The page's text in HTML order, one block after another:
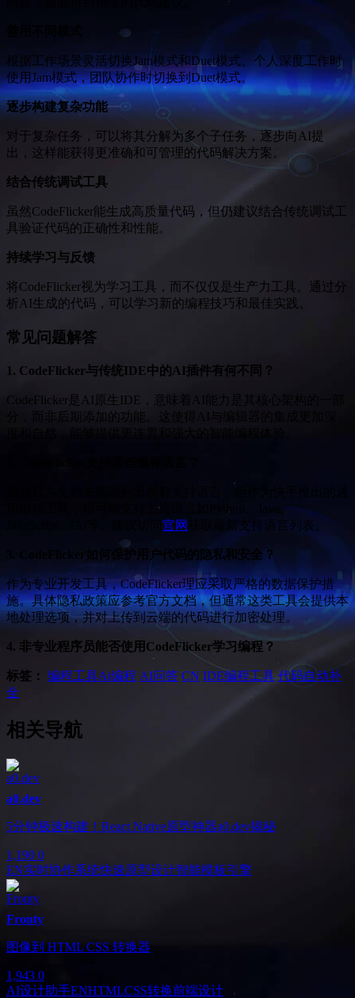
根据工作场景灵活切换Jam模式和Duet模式。个人深度工作时
使用Jam模式，团队协作时切换到Duet模式。
逐步构建复杂功能
对于复杂任务，可以将其分解为多个子任务，逐步向AI提
出，这样能获得更准确和可管理的代码解决方案。
结合传统调试工具
虽然CodeFlicker能生成高质量代码，但仍建议结合传统调试工
具验证代码的正确性和性能。
持续学习与反馈
将CodeFlicker视为学习工具，而不仅仅是生产力工具。通过分
析AI生成的代码，可以学习新的编程技巧和最佳实践。
常见问题解答
1. CodeFlicker与传统IDE中的AI插件有何不同？
CodeFlicker是AI原生IDE，意味着AI能力是其核心架构的一部
分，而非后期添加的功能。这使得AI与编辑器的集成更加深
用编程工具，很可能支持主流语言如Python、Java、
官网 获取最新支持语言列表。
3. CodeFlicker如何保护用户代码的隐私和安全？
作为专业开发工具，CodeFlicker理应采取严格的数据保护措
施。具体隐私政策应参考官方文档，但通常这类工具会提供本
地处理选项，并对上传到云端的代码进行加密处理。
4. 非专业程序员能否使用CodeFlicker学习编程？
标签： 编程工具Ai编程 AI问答 CN IDE编程工具 代码自动补
全
相关导航
a0.dev
5分钟极速构建！React Native原型神器a0.dev揭秘
1,190 0
EN实时协作系统快速原型设计智能模板引擎
Fronty
图像到 HTML CSS 转换器
1,943 0
AI设计助手ENHTMLCSS转换前端设计